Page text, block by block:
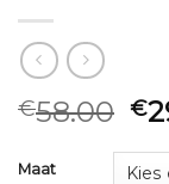
€58.00 €
Maat